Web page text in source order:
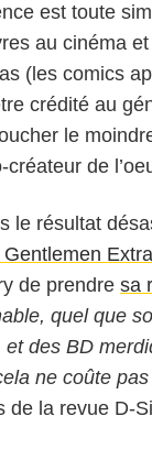
est toute
au cinéma
(les comics
crédité au
le
de
le résultat
de prendre sa
quel que
des BD
ne coûte
de la revue D-